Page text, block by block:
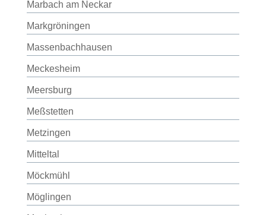
Marbach am Neckar
Markgröningen
Massenbachhausen
Meckesheim
Meersburg
Meßstetten
Metzingen
Mitteltal
Möckmühl
Möglingen